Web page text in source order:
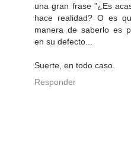
una gran frase "¿Es
hace realidad? O es
manera de saberlo es
en su defecto...
Suerte, en todo caso.
Responder